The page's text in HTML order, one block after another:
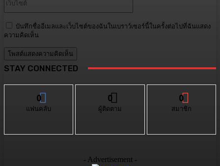
บันทึกชื่ออีเมลและเว็บไซต์ของฉันในเบราว์เซอร์นี้ในครั้งต่อไปที่ฉันแสดง
ความคิดเห็น
STAY CONNECTED
0
แฟนคลับ
0
ผู้ติดตาม
0
สมาชิก
- Advertisement -